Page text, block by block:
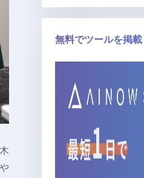
無料でツールを掲